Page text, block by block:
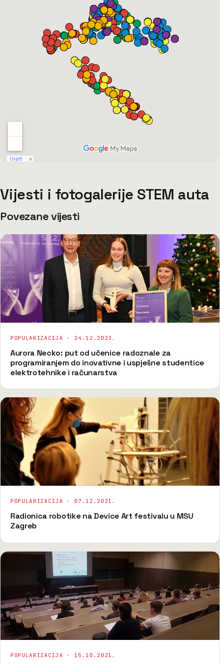
Vijesti i fotogalerije STEM auta
Povezane vijesti
POPULARIZACIJA · 24.12.2023.
Aurora Necko: put od učenice radoznale za
programiranjem do inovativne i uspješne studentice
elektrotehnike i računarstva
POPULARIZACIJA · 07.12.2021.
Radionica robotike na Device Art festivalu u MSU
Zagreb
POPULARIZACIJA · 15.10.2021.